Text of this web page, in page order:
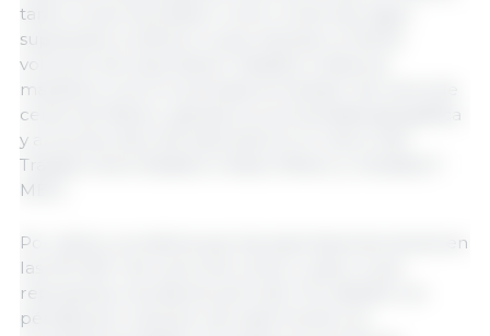
tanto a nivel doméstico como comercial, sigue
superando la oferta, lo que impulsa un fuerte
volumen de importación. Estados Unidos se
mantiene como el principal proveedor de carne de
cerdo de México, gracias a su proximidad geográfica
y al acceso libre de aranceles en el marco del
Tratado entre Estados Unidos, México y Canadá (T-
MEC).
Por útlimo, se estima que las exportaciones alcancen
las 210 000 t de carne de cerdo cruda, lo que
representa una disminución del 3 %, debido a la
pérdida de cuota de mercado frente a la